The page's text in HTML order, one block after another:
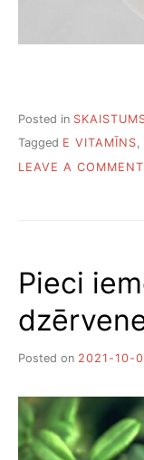
Posted in
Tagged E VITAMĪNS,
LEAVE A COMMENT
Pieci
Posted on 2021-10-